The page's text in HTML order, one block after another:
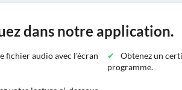
dans notre application.
fichier audio avec l'écran
Obtenez un
programme.